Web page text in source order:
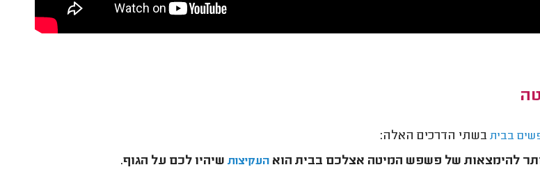
בביתבשתי הדרכים האלה:
להימצאות של פשפש המיטה אצלכם בבית הוא העקיצותשיהיו לכם על הגוף.